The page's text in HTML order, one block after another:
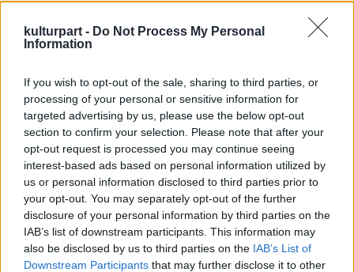
kulturpart - Do Not Process My Personal
Information
If you wish to opt-out of the sale, sharing to third parties, or
processing of your personal or sensitive information for
targeted advertising by us, please use the below opt-out
section to confirm your selection. Please note that after your
opt-out request is processed you may continue seeing
interest-based ads based on personal information utilized by
us or personal information disclosed to third parties prior to
your opt-out. You may separately opt-out of the further
disclosure of your personal information by third parties on the
IAB’s list of downstream participants. This information may
also be disclosed by us to third parties on the IAB’s List of
Downstream Participants that may further disclose it to other
Musik mit Leonardo
„…a barlang sötétjébe pillantva két érzés
(zwei Gefühle) fogott el: a félelem és a
vágyódás.
Félelem a fenyegető sötétségtől, ugyanakkor
a vágy saját szememmel látni, hogy milyen
csodálatos lehet odabent.” (Leonardo da
Vinci)